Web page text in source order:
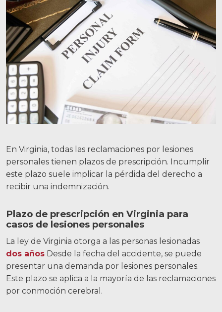
En Virginia, todas las reclamaciones por lesiones
personales tienen plazos de prescripción. Incumplir
este plazo suele implicar la pérdida del derecho a
recibir una indemnización.
Plazo de prescripción en Virginia para
casos de lesiones personales
La ley de Virginia otorga a las personas lesionadas
dos años Desde la fecha del accidente, se puede
presentar una demanda por lesiones personales.
Este plazo se aplica a la mayoría de las reclamaciones
por conmoción cerebral.